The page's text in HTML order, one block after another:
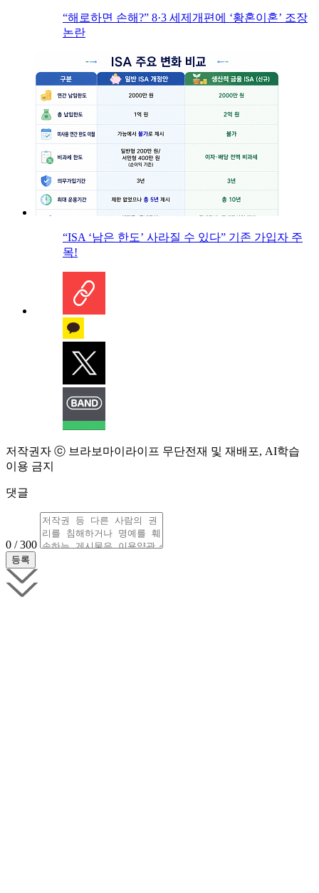
“해로하면 손해?” 8·3 세제개편에 ‘황혼이혼’ 조장
논란
“ISA ‘남은 한도’ 사라질 수 있다” 기존 가입자 주
목!
저작권자 ⓒ 브라보마이라이프 무단전재 및 재배포, AI학습
이용 금지
댓글
0 / 300